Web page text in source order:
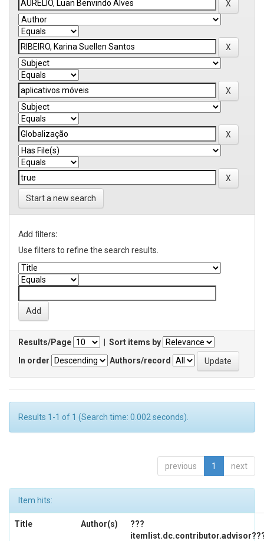
Start a new search
Add filters:
Use filters to refine the search results.
Results/Page
Sort items by
In order
Authors/record
Results 1-1 of 1 (Search time: 0.002 seconds).
previous 1 next
Item hits:
Title Author(s)
???